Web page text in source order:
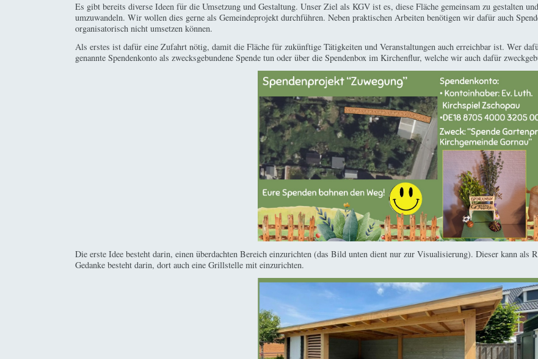
Es gibt bereits diverse Ideen für die Umsetzung und Gestaltung. Unser Ziel als KGV ist es, diese Fläche gemeinsam zu gestalten
umzuwandeln. Wir wollen dies gerne als Gemeindeprojekt durchführen. Neben praktischen Arbeiten benötigen wir dafür auch
organisatorisch nicht umsetzen können.
Als erstes ist dafür eine Zufahrt nötig, damit die Fläche für zukünftige Tätigkeiten und Veranstaltungen auch erreichbar ist. Wer
genannte Spendenkonto als zwecksgebundene Spende tun oder über die Spendenbox im Kirchenflur, welche wir auch dafür
Die erste Idee besteht darin, einen überdachten Bereich einzurichten (das Bild unten dient nur zur Visualisierung). Dieser kann als
Gedanke besteht darin, dort auch eine Grillstelle mit einzurichten.